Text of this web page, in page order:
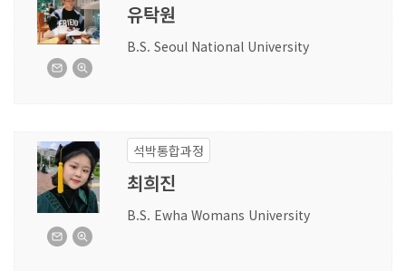
유탁원
B.S. Seoul National University
석박통합과정
최희진
B.S. Ewha Womans University